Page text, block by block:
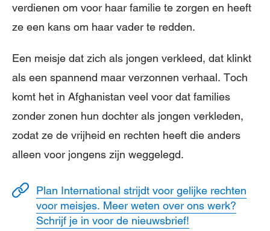
verdienen om voor haar familie te zorgen en heeft
ze een kans om haar vader te redden.
Een meisje dat zich als jongen verkleed, dat klinkt
als een spannend maar verzonnen verhaal. Toch
komt het in Afghanistan veel voor dat families
zonder zonen hun dochter als jongen verkleden,
zodat ze de vrijheid en rechten heeft die anders
alleen voor jongens zijn weggelegd.
Plan International strijdt voor gelijke rechten
voor meisjes. Meer weten over ons werk?
Schrijf je in voor de nieuwsbrief!